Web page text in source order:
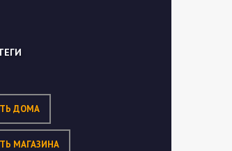
ДОМА
МАГАЗИНА